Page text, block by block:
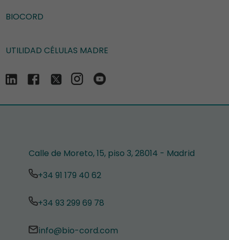
BIOCORD
UTILIDAD CÉLULAS MADRE
Calle de Moreto, 15, piso 3, 28014 - Madrid
+34 91 179 40 62
+34 93 299 69 78
info@bio-cord.com